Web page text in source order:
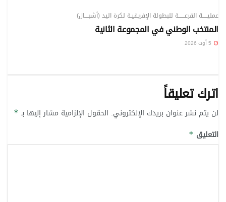
عمليـــــة القرعــــــة للبطولة الإفريقيـة لكرة اليد (أشبــــال)
المنتخب الوطني في المجموعة الثانية
اترك تعليقاً
لن يتم نشر عنوان بريدك الإلكتروني. الحقول الإلزامية مشار إليها بـ *
التعليق *